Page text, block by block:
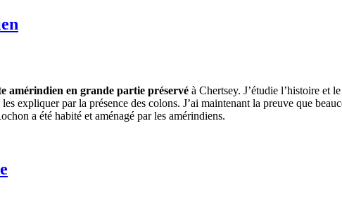
amérindien en grande partie préservé à Chertsey. J’étudie l’histoire et
expliquer par la présence des colons. J’ai maintenant la preuve que
a été habité et aménagé par les amérindiens.